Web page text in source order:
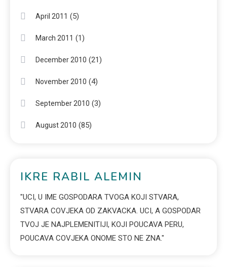
April 2011 (5)
March 2011 (1)
December 2010 (21)
November 2010 (4)
September 2010 (3)
August 2010 (85)
IKRE RABIL ALEMIN
"UCI, U IME GOSPODARA TVOGA KOJI STVARA,
STVARA COVJEKA OD ZAKVACKA. UCI, A GOSPODAR
TVOJ JE NAJPLEMENITIJI, KOJI POUCAVA PERU,
POUCAVA COVJEKA ONOME STO NE ZNA."